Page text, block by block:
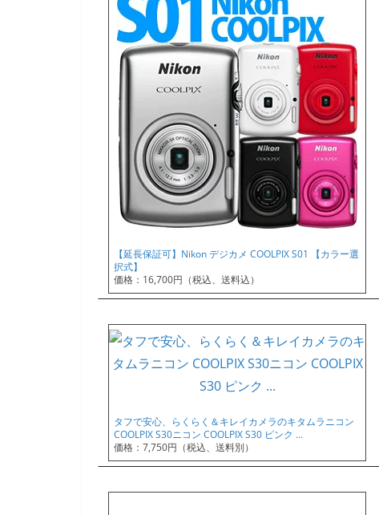
【延長保証可】Nikon デジカメ COOLPIX S01 【カラー選
択式】
価格：16,700円（税込、送料込）
タフで安心、らくらく＆キレイカメラのキタムラニコン
COOLPIX S30ニコン COOLPIX S30 ピンク …
価格：7,750円（税込、送料別）